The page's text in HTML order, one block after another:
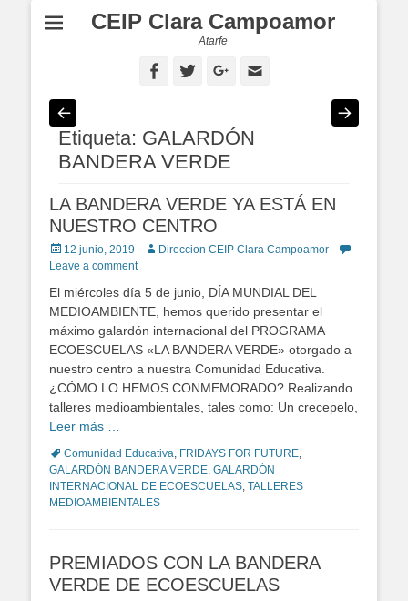
CEIP Clara Campoamor
Atarfe
FacebookTwitterGoogleplus
Etiqueta: GALARDÓN
BANDERA VERDE
LA BANDERA VERDE YA ESTÁ EN
NUESTRO CENTRO
Posted
on
12 junio, 2019 AuthorDireccion CEIP Clara Campoamor
Leave a comment
El miércoles día 5 de junio, DÍA MUNDIAL DEL
MEDIOAMBIENTE, hemos querido presentar el
máximo galardón internacional del PROGRAMA
ECOESCUELAS «LA BANDERA VERDE» otorgado a
nuestro centro a nuestra Comunidad Educativa.
¿CÓMO LO HEMOS CONMEMORADO? Realizando
talleres medioambientales, tales como: Un crecepelo,
Leer más …
TagsComunidad Educativa, FRIDAYS FOR FUTURE,
GALARDÓN BANDERA VERDE, GALARDÓN
INTERNACIONAL DE ECOESCUELAS, TALLERES
MEDIOAMBIENTALES
PREMIADOS CON LA BANDERA
VERDE DE ECOESCUELAS